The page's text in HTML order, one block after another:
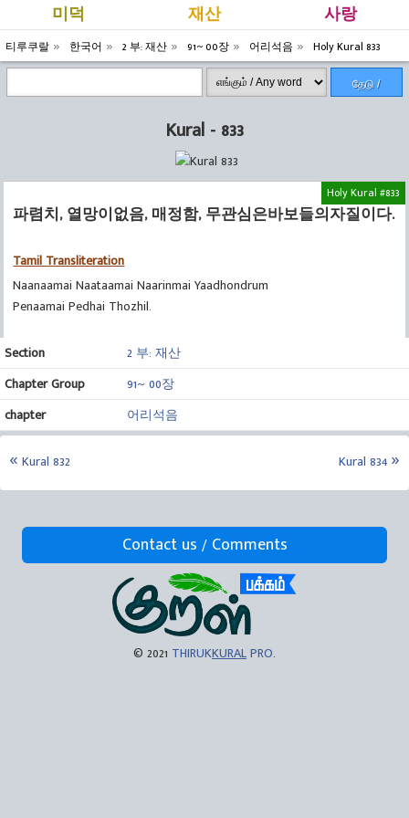
미덕 재산 사랑
티루쿠랄 한국어 2 부: 재산 91~ 00장 어리석음 Holy Kural 833
தேடு /
Kural - 833
Holy Kural #833
파렴치, 열망이없음, 매정함, 무관심은바보들의자질이다.
Tamil Transliteration
Naanaamai Naataamai Naarinmai Yaadhondrum
Penaamai Pedhai Thozhil.
Section
2 부: 재산
Chapter Group
91~ 00장
chapter
어리석음
Kural 832 Kural 834
Contact us / Comments
© 2021 THIRUKKURALPRO.